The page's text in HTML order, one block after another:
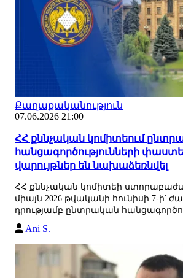
Քաղաքականություն
07.06.2026 21:00
ՀՀ քննչական կոմիտեում
հանցագործությունների
վարույթներ են նախաձեռնվել
ՀՀ քննչական կոմիտեի
միայն 2026 թվականի հունիսի 7-ի՝
դրությամբ ընտրական
Ani S.